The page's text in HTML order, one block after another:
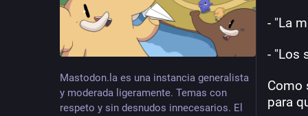
Mastodon.la es una instancia generalista
y moderada ligeramente. Temas con
respeto y sin desnudos innecesarios. El
- "La
- "Los
Como
para